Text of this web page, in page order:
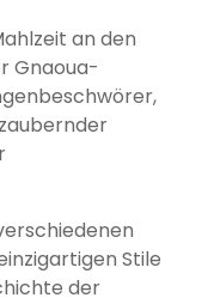
an den
Gnaoua-
Stile
der